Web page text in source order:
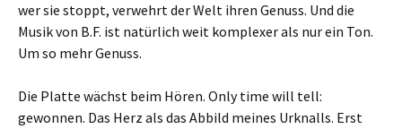
wer sie stoppt, verwehrt der Welt ihren Genuss. Und die
Musik von B.F. ist natürlich weit komplexer als nur ein Ton.
Um so mehr Genuss.
Die Platte wächst beim Hören. Only time will tell:
gewonnen. Das Herz als das Abbild meines Urknalls. Erst